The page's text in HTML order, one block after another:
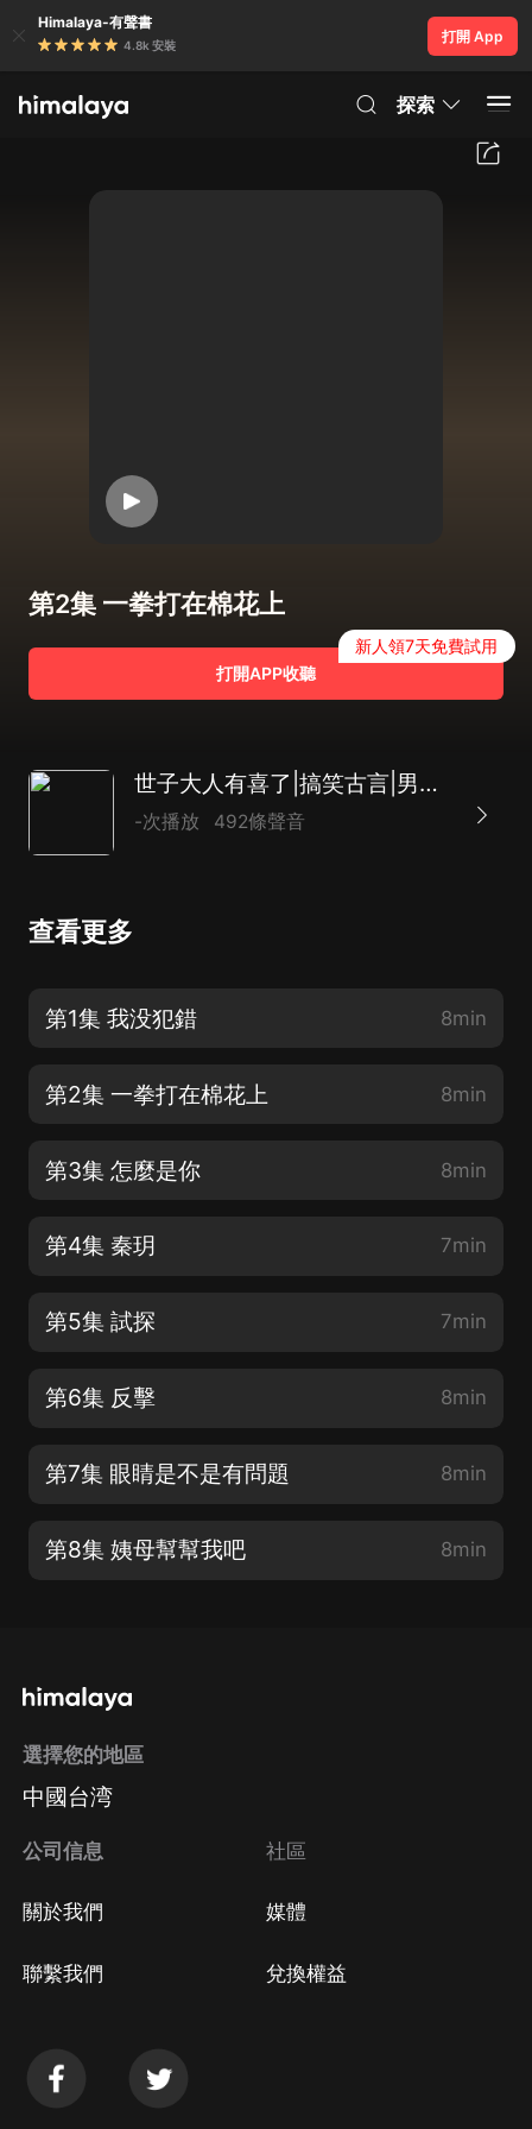
Himalaya-有聲書
4.8k 安裝
打開 App
探索
第2集 一拳打在棉花上
打開APP收聽
新人領7天免費試用
世子大人有喜了|搞笑古言|男女互換|AI多播
-次播放 492條聲音
查看更多
第1集 我没犯錯 8min
第2集 一拳打在棉花上 8min
第3集 怎麼是你 8min
第4集 秦玥 7min
第5集 試探 7min
第6集 反擊 8min
第7集 眼睛是不是有問題 8min
第8集 姨母幫幫我吧 8min
選擇您的地區
中國台湾
公司信息
關於我們
聯繫我們
社區
媒體
兌換權益